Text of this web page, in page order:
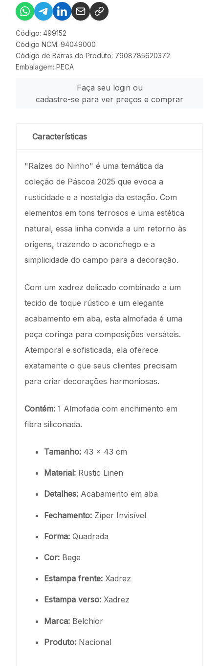
Código: 499152
Código NCM: 94049000
Código de Barras do Produto: 7908785620372
Embalagem: PECA
Faça seu login ou
cadastre-se para ver preços e comprar
Características
"Raízes do Ninho" é uma temática da
coleção de Páscoa 2025 que evoca a
rusticidade e a nostalgia da estação. Com
elementos em tons terrosos e uma estética
natural, essa linha convida a um retorno às
origens, trazendo o aconchego e a
simplicidade do campo para a decoração.
Com um xadrez delicado combinado a um
tecido de toque rústico e um elegante
acabamento em aba, esta almofada é uma
peça coringa para composições versáteis.
Atemporal e sofisticada, ela oferece
exatamente o que seus clientes precisam
para criar decorações harmoniosas.
Contém: 1 Almofada com enchimento em
fibra siliconada.
Tamanho: 43 x 43 cm
Material: Rustic Linen
Detalhes: Acabamento em aba
Fechamento: Zíper Invisível
Forma: Quadrada
Cor: Bege
Estampa frente: Xadrez
Estampa verso: Xadrez
Marca: Belchior
Produto: Nacional